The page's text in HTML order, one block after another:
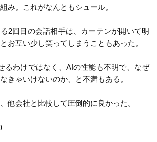
み。これがなんともシュール。
2回目の会話相手は、カーテンが開いて明
お互い少し笑ってしまうこともあった。
るわけではなく、AIの性能も不明で、なぜ
きゃいけないのか、と不満もある。
他会社と比較して圧倒的に良かった。